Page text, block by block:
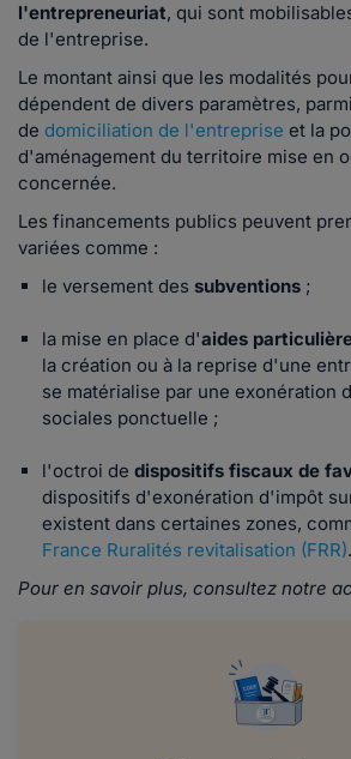
l'entrepreneuriat, qui sont
de l'entreprise.
Le montant ainsi que les modalités
dépendent de divers paramètres,
de domiciliation de l'entreprise et la
d'aménagement du territoire mise en
concernée.
Les financements publics peuvent
variées comme :
le versement des subventions ;
la mise en place d'aides
la création ou à la reprise d'une
se matérialise par une exonération
sociales ponctuelle ;
l'octroi de dispositifs fiscaux de
dispositifs d'exonération d'impôt
existent dans certaines zones,
France Ruralités revitalisation (FRR).
Pour en savoir plus, consultez notre